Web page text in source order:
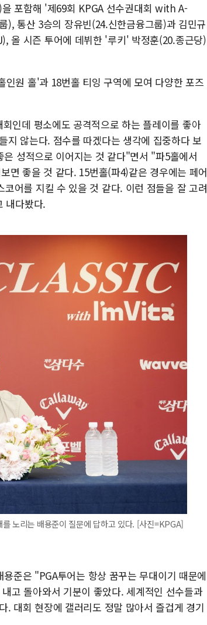
포함해 '제69회 KPGA 선수권대회 with A-
), 통산 3승의 장유빈(24.신한금융그룹)과 김민규
올 시즌 투어에 데뷔한 '루키' 박정훈(20.종근당)
원 홀'과 18번홀 티잉 구역에 모여 다양한 포즈
인데 평소에도 공격적으로 하는 플레이를 좋아
지 않는다. 점수를 따겠다는 생각에 집중하다 보
성적으로 이어지는 것 같다"면서 "파5홀에서
면 좋을 것 같다. 15번홀(파4)같은 경우에는 페어
어를 지킬 수 있을 것 같다. 이런 점들을 잘 고려
내다봤다.
노리는 배용준이 질문에 답하고 있다. [사진=KPGA]
준은 "PGA투어는 항상 꿈꾸는 무대이기 때문에
고 돌아와서 기분이 좋았다. 세계적인 선수들과
. 대회 현장에 갤러리도 정말 많아서 즐겁게 경기